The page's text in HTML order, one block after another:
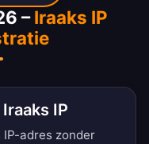
–Iraaks IP
IP
adres zonder